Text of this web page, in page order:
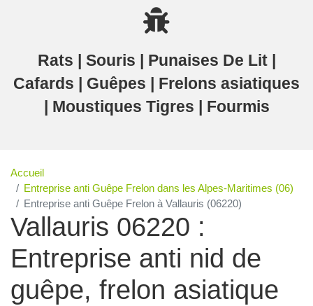
Rats | Souris | Punaises De Lit |
Cafards | Guêpes | Frelons asiatiques
| Moustiques Tigres | Fourmis
Accueil
Entreprise anti Guêpe Frelon dans les Alpes-Maritimes (06)
Entreprise anti Guêpe Frelon à Vallauris (06220)
Vallauris 06220 :
Entreprise anti nid de
guêpe, frelon asiatique